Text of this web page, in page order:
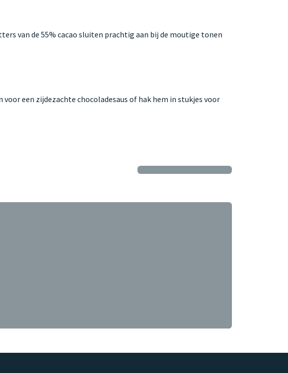
van de 55% cacao sluiten prachtig aan bij de moutige tonen
een zijdezachte chocoladesaus of hak hem in stukjes voor